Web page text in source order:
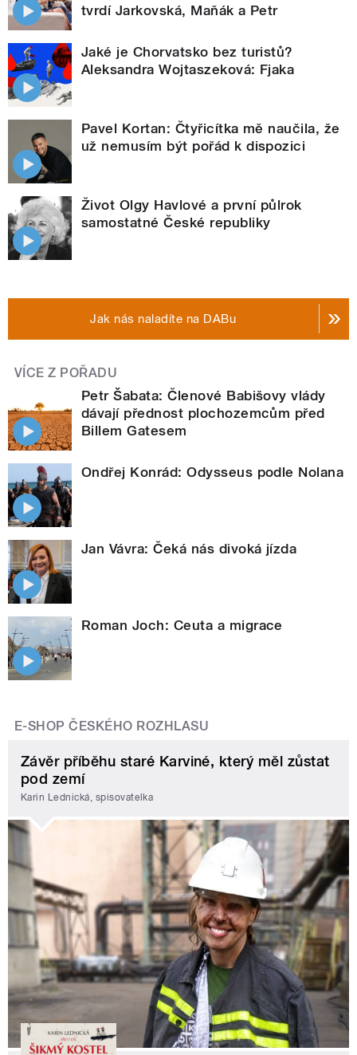
tvrdí Jarkovská, Maňák a Petr
Jaké je Chorvatsko bez turistů?
Aleksandra Wojtaszeková: Fjaka
Pavel Kortan: Čtyřicítka mě naučila, že
už nemusím být pořád k dispozici
Život Olgy Havlové a první půlrok
samostatné České republiky
Jak nás naladíte na DABu
VÍCE Z POŘADU
Petr Šabata: Členové Babišovy vlády
dávají přednost plochozemcům před
Billem Gatesem
Ondřej Konrád: Odysseus podle Nolana
Jan Vávra: Čeká nás divoká jízda
Roman Joch: Ceuta a migrace
E-SHOP ČESKÉHO ROZHLASU
Závěr příběhu staré Karviné, který měl zůstat
pod zemí
Karin Lednická, spisovatelka